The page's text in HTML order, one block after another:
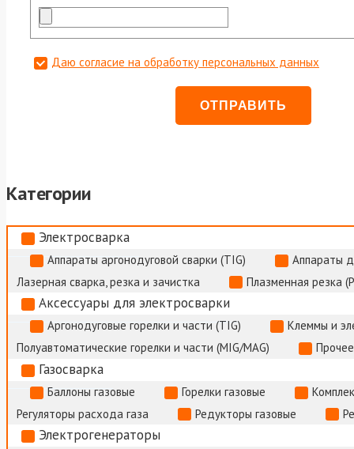
Даю согласие на обработку персональных данных
Категории
Электросварка
Аппараты аргонодуговой сварки (TIG)
Аппараты
Лазерная сварка, резка и зачистка
Плазменная резка
Аксессуары для электросварки
Аргонодуговые горелки и части (TIG)
Клеммы и
Полуавтоматические горелки и части (MIG/MAG)
Газосварка
Баллоны газовые Горелки газовые
Регуляторы расхода газа
Редукторы газовые
Электрогенераторы